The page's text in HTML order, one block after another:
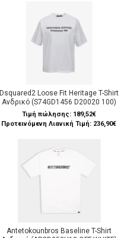
Dsquared2 Loose Fit Heritage T-Shirt
Ανδρικό (S74GD1456 D20020 100)
Τιμή πώλησης: 189,52€
Προτεινόμενη Λιανική Τιμή: 236,90€
Antetokounbros Baseline T-Shirt